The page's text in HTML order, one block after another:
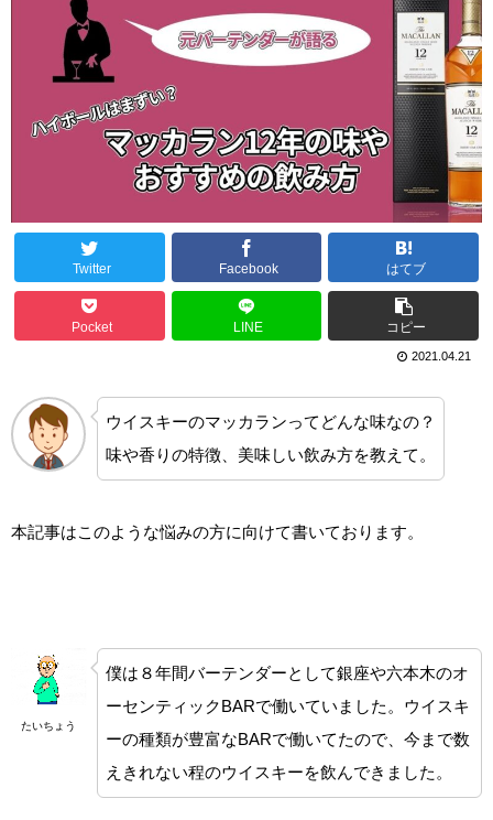
Twitter Facebook はてブ
Pocket LINE コピー
2021.04.21
ウイスキーのマッカランってどんな味なの？
味や香りの特徴、美味しい飲み方を教えて。
本記事はこのような悩みの方に向けて書いております。
たいちょう
僕は８年間バーテンダーとして銀座や六本木のオ
ーセンティックBARで働いていました。ウイスキ
ーの種類が豊富なBARで働いてたので、今まで数
えきれない程のウイスキーを飲んできました。